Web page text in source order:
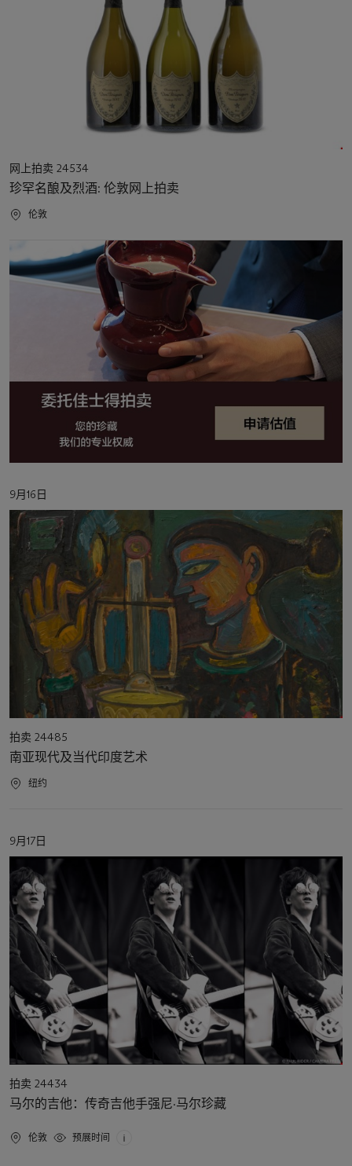
活
动
类
型
网上拍卖 24534
珍罕名酿及烈酒: 伦敦网上拍卖
活
伦敦
活
动
日
期
9月16日
活
动
类
型
拍卖 24485
南亚现代及当代印度艺术
活
纽约
活
动
期
9月17日
活
动
类
拍卖 24434
马尔的吉他：传奇吉他手强尼·马尔珍藏
活
伦敦 预展时间